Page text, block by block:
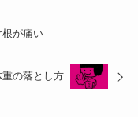
が痛い
の落とし方